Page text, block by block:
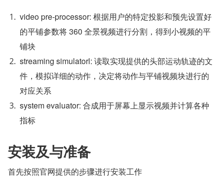
video pre-processor: 根据用户的特定投影和预先设置好
的平铺参数将 360 全景视频进行分割，得到小视频的平
铺块
streaming simulatorl: 读取实现提供的头部运动轨迹的文
件，模拟详细的动作，决定将动作与平铺视频块进行的
对应关系
system evaluator: 合成用于屏幕上显示视频并计算各种
指标
安装及与准备
首先按照官网提供的步骤进行安装工作